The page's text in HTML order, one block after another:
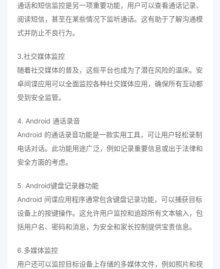
通话和短信监控是另一项重要功能，用户可以查看通话记录、
阅读短信，甚至在某些情况下监听通话。这有助于了解沟通模
式并防止不良行为。
3.社交媒体监控
随着社交媒体的普及，这些平台也成为了潜在风险的温床。安
卓间谍应用可以全面监控各种社交媒体应用，确保所有互动都
受到安全监管。
4. Android 通话录音
Android 的通话录音功能是一款实用工具，可让用户轻松录制
电话对话。此功能用途广泛，例如记录重要信息或出于法律和
安全方面的考虑。
5. Android键盘记录器功能
Android 间谍应用程序通常包含键盘记录功能，可以捕获目标
设备上的按键操作。这允许用户监控和追踪所有文本输入，包
括用户名、密码和消息，为安全和家长控制提供宝贵信息。
6.多媒体监控
用户还可以监控目标设备上存储的多媒体文件，例如照片和视